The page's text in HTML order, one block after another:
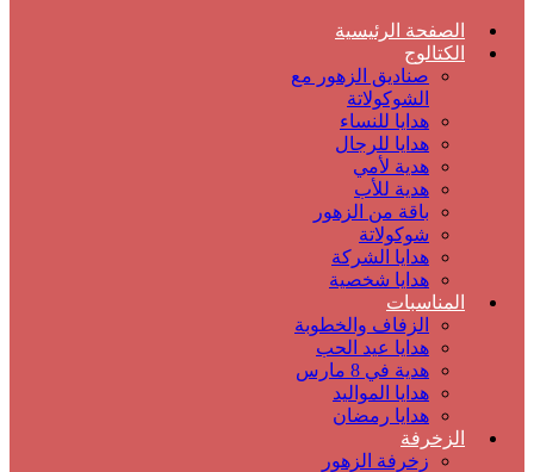
الصفحة الرئيسية
الكتالوج
صناديق الزهور مع
الشوكولاتة
هدايا للنساء
هدايا للرجال
هدية لأمي
هدية للأب
باقة من الزهور
شوكولاتة
هدايا الشركة
هدايا شخصية
المناسبات
الزفاف والخطوبة
هدايا عيد الحب
هدية في 8 مارس
هدايا المواليد
هدايا رمضان
الزخرفة
زخرفة الزهور